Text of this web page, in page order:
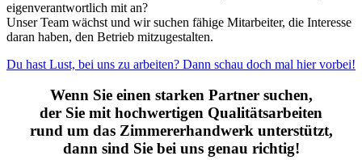
eigenverantwortlich mit an?
Unser Team wächst und wir suchen fähige Mitarbeiter, die Interesse
daran haben, den Betrieb mitzugestalten.
Du hast Lust, bei uns zu arbeiten? Dann schau doch mal hier vorbei!
Wenn Sie einen starken Partner suchen,
der Sie mit hochwertigen Qualitätsarbeiten
rund um das Zimmererhandwerk unterstützt,
dann sind Sie bei uns genau richtig!